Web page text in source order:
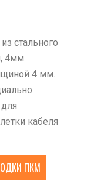
стального
4мм.
4 мм.
кабеля
ПКМ